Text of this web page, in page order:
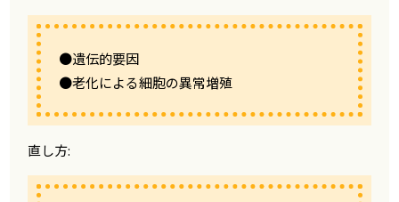
●遺伝的要因
●老化による細胞の異常増殖
直し方: